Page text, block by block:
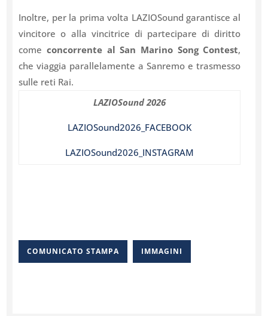
Inoltre, per la prima volta LAZIOSound garantisce al
vincitore o alla vincitrice di partecipare di diritto
come concorrente al San Marino Song Contest,
che viaggia parallelamente a Sanremo e trasmesso
sulle reti Rai.
LAZIOSound 2026
LAZIOSound2026_FACEBOOK
LAZIOSound2026_INSTAGRAM
COMUNICATO STAMPA IMMAGINI